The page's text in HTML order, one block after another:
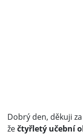
Dobrý den, děkuji
žečtyřletý učební